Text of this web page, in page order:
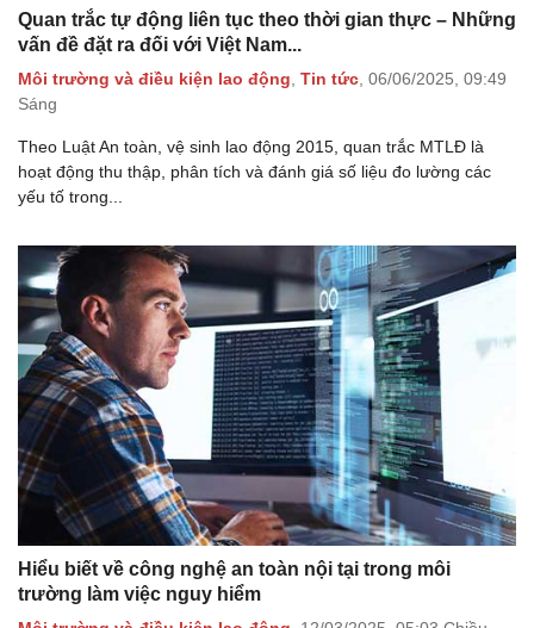
Quan trắc tự động liên tục theo thời gian thực – Những
vấn đề đặt ra đối với Việt Nam...
Môi trường và điều kiện lao động, Tin tức, 06/06/2025, 09:49
Sáng
Theo Luật An toàn, vệ sinh lao động 2015, quan trắc MTLĐ là
hoạt động thu thập, phân tích và đánh giá số liệu đo lường các
yếu tố trong...
Hiểu biết về công nghệ an toàn nội tại trong môi
trường làm việc nguy hiểm